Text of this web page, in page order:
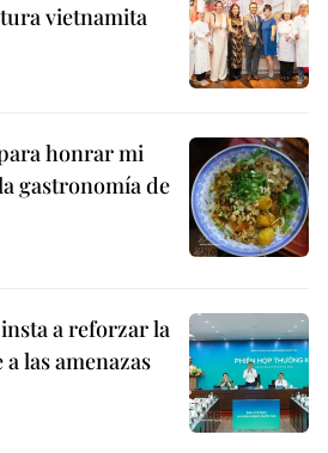
vietnamita
honrar mi
gastronomía de
a reforzar la
las amenazas